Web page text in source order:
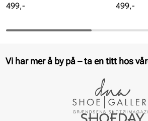
Pris
499,- Pris
499,-
Vi har mer å by på – ta en titt hos